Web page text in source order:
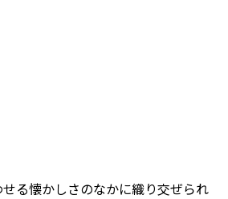
る懐かしさのなかに織り交ぜられ